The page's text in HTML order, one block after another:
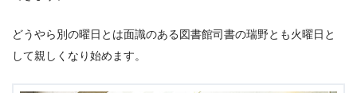
どうやら別の曜日とは面識のある図書館司書の瑞野とも火曜日と
して親しくなり始めます。